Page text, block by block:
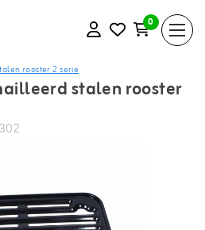
0
rooster 2 serie
stalen rooster